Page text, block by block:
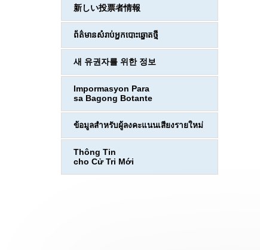
新しい投票者情報
ព័ត៌មានសំរាប់អ្នកបោះឆ្នោតថ្មី
새 유권자를 위한 정보
Impormasyon Para
sa Bagong Botante
ข้อมูลสำหรับผู้ลงคะแนนเสียงรายใหม่
Thông Tin
cho Cử Tri Mới